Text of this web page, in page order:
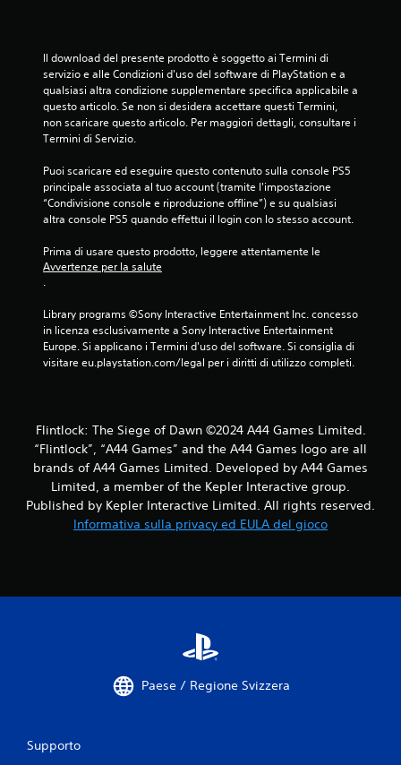
Il download del presente prodotto è soggetto ai Termini di
servizio e alle Condizioni d'uso del software di PlayStation e a
qualsiasi altra condizione supplementare specifica applicabile a
questo articolo. Se non si desidera accettare questi Termini,
non scaricare questo articolo. Per maggiori dettagli, consultare i
Termini di Servizio.
Puoi scaricare ed eseguire questo contenuto sulla console PS5
principale associata al tuo account (tramite l'impostazione
“Condivisione console e riproduzione offline”) e su qualsiasi
altra console PS5 quando effettui il login con lo stesso account.
Prima di usare questo prodotto, leggere attentamente le
Avvertenze per la salute
.
Library programs ©Sony Interactive Entertainment Inc. concesso
in licenza esclusivamente a Sony Interactive Entertainment
Europe. Si applicano i Termini d'uso del software. Si consiglia di
visitare eu.playstation.com/legal per i diritti di utilizzo completi.
Flintlock: The Siege of Dawn ©2024 A44 Games Limited.
“Flintlock”, “A44 Games” and the A44 Games logo are all
brands of A44 Games Limited. Developed by A44 Games
Limited, a member of the Kepler Interactive group.
Published by Kepler Interactive Limited. All rights reserved.
Informativa sulla privacy ed EULA del gioco
Paese / Regione Svizzera
Supporto